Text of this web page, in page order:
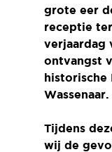
grote eer
receptie
verjaardag
ontvangst
historische
Wassenaar.
Tijdens
wij de